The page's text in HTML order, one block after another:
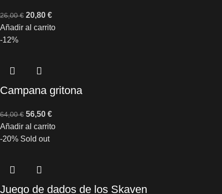
26,00€ 20,80 €
Añadir al carrito
-12%
Campana gritona
64,00€ 56,50 €
Añadir al carrito
-20% Sold out
Juego de dados de los Skaven